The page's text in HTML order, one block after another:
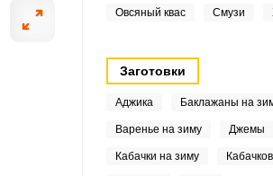
Овсяный квас Смузи
Заготовки
Аджика Баклажаны на
Варенье на зиму Джемы
Кабачки на зиму